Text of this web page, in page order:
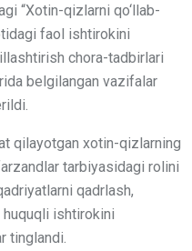
“Xotin-qizlarni qo‘llab-
faol ishtirokini
chora-tadbirlari
belgilangan vazifalar
qilayotgan xotin-qizlarning
tarbiyasidagi rolini
qadrlash,
ishtirokini
tinglandi.